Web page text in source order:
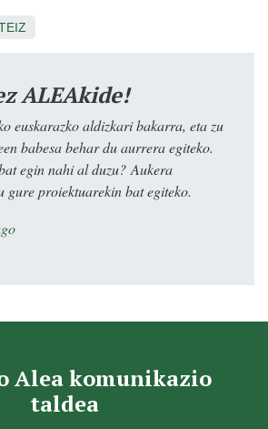
ALEAkide!
euskarazko aldizkari bakarra, eta zu
babesa behar du aurrera egiteko.
egin nahi al duzu? Aukera
gure proiektuarekin bat egiteko.
Alea komunikazio
taldea